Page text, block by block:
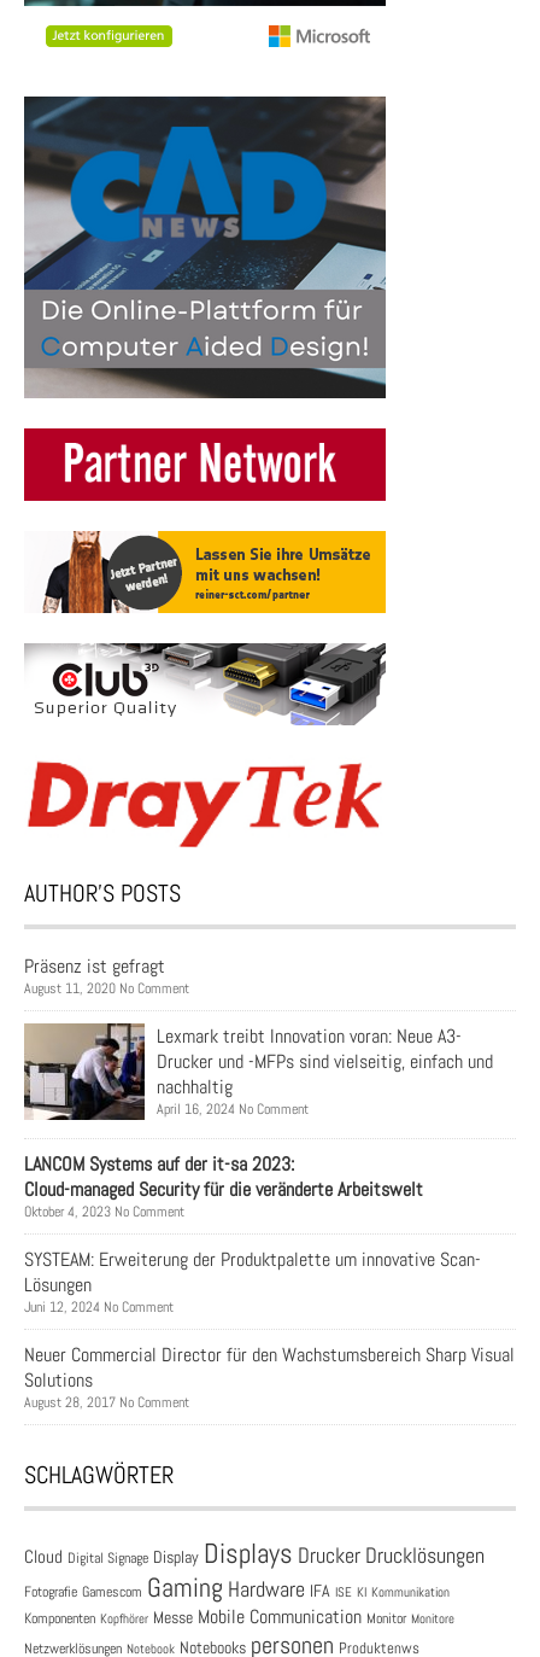
AUTHOR’S POSTS
Präsenz ist gefragt
August 11, 2020 No Comment
Lexmark treibt Innovation voran: Neue A3-
Drucker und -MFPs sind vielseitig, einfach und
nachhaltig
April 16, 2024 No Comment
LANCOM Systems auf der it-sa 2023:
Cloud-managed Security für die veränderte Arbeitswelt
Oktober 4, 2023 No Comment
SYSTEAM: Erweiterung der Produktpalette um innovative Scan-
Lösungen
Juni 12, 2024 No Comment
Neuer Commercial Director für den Wachstumsbereich Sharp Visual
Solutions
August 28, 2017 No Comment
SCHLAGWÖRTER
Cloud Digital Signage Display Displays Drucker Drucklösungen
Fotografie Gamescom Gaming Hardware IFA ISE KI Kommunikation
Komponenten Kopfhörer Messe Mobile Communication Monitor Monitore
Netzwerklösungen Notebook Notebooks personen Produktenws